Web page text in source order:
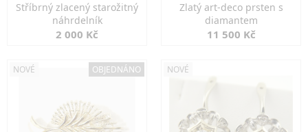
Stříbrný zlacený starožitný
náhrdelník
2 000 Kč
Zlatý art-deco prsten s
diamantem
11 500 Kč
NOVÉ OBJEDNÁNO NOVÉ